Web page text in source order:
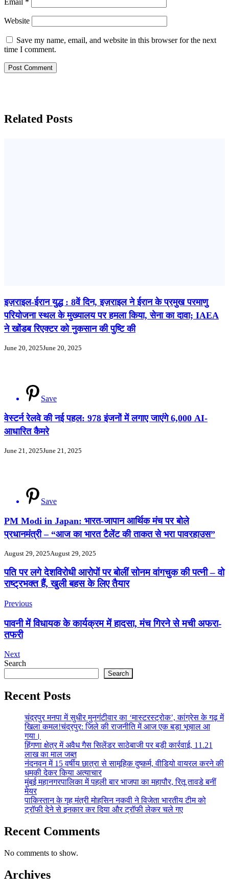
Email *
Website
Save my name, email, and website in this browser for the next
time I comment.
Related Posts
इज़राइल-ईरान युद्ध : 8वें दिन, इज़राइल ने ईरान के प्रमुख परमाणु
परियोजना स्थल के मुख्यालय पर हमला किया, सेना का दावा; IAEA
ने खोंडब रिएक्टर को नुकसान की पुष्टि की
June 20, 2025June 20, 2025
Save
वेस्टर्न रेलवे की नई पहल: 978 इंजनों में लगाए जाएंगे 6,000 AI-
आधारित कैमरे
June 21, 2025June 21, 2025
Save
PM Modi in Japan: भारत-जापान आर्थिक मंच पर बोले
प्रधानमंत्री – “आज का भारत टैलेंट की ताकत से भरा पावरहाउस”
August 29, 2025August 29, 2025
Post
Navigation
पति पर लगे देशविरोधी आरोपों पर बोलीं सोनम वांगचुक की पत्नी – वो
राष्ट्रभक्त हैं, खुली बहस के लिए तैयार
Previous
पावनी में विधायक के कार्यक्रम में हादसा, मंच गिरने से मची अफरा-
तफरी
Next
Search
Search
Recent Posts
चंद्रपुर मनपा में सुधीर मुनगंटीवार का ‘मास्टरस्ट्रोक’, कांग्रेस के गढ़ में
खिला कमल!चंद्रपुर: जिले की राजनीति में आज एक बड़ा भूचाल आ
गया।
हिंगणा क्षेत्र में अवैध गैस सिलेंडर साठेबाजी पर बड़ी कार्रवाई, 11.21
लाख का माल जब्त
नंदनवन में 15 वर्षीय छात्रा से सामूहिक दुष्कर्म, वीडियो वायरल करने की
धमकी देकर किया अत्याचार
मुंबई महानगरपालिका में पहली बार भाजपा का महापौर, रितू तावडे बनीं
मेयर
पाकिस्तान के गृह मंत्री मोहसिन नकवी ने विजेता भारतीय टीम को
ट्रॉफी देने से इनकार कर दिया और ट्रॉफी लेकर चले गए
Recent Comments
No comments to show.
Archives